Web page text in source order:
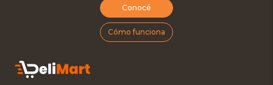
Conocé
Cómo funciona